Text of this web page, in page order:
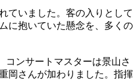
ていました。客の入りとして
に抱いていた懸念を、多くの
コンサートマスターは景山さ
岡さんが加わりました。指揮